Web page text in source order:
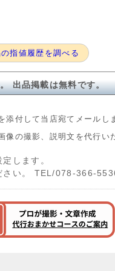
の指値履歴を調べる
出品掲載は無料です。
付して当店宛てメールし
の撮影、説明文を代行い
します。
さい。 TEL/078-366-